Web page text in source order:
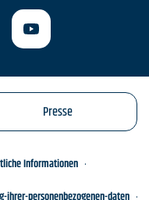
Presse
Informationen